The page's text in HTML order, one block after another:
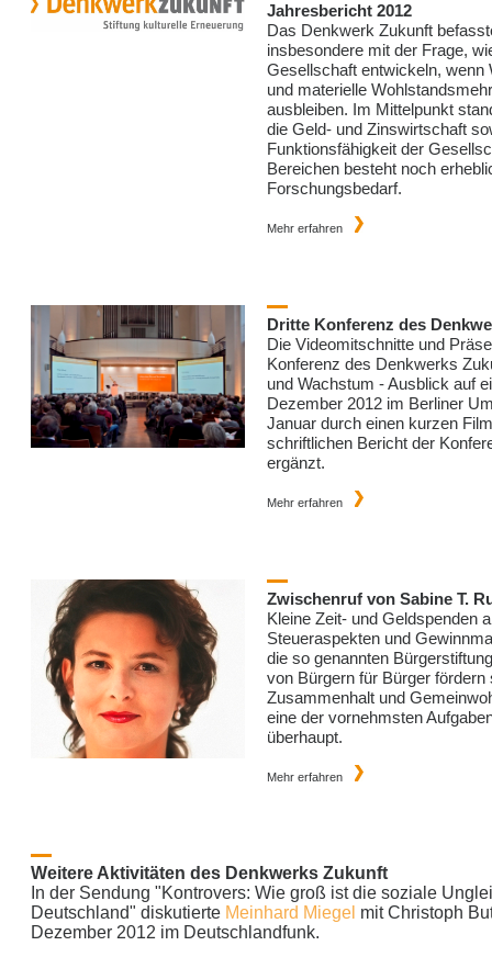
Jahresbericht 2012
Das Denkwerk Zukunft
insbesondere mit der Frage,
Gesellschaft entwickeln,
und materielle
ausbleiben. Im Mittelpunkt
die Geld- und Zinswirtschaft
Funktionsfähigkeit der
Bereichen besteht noch
Forschungsbedarf.
Mehr erfahren
Dritte Konferenz des
Die Videomitschnitte und
Konferenz des Denkwerks
und Wachstum - Ausblick auf
Dezember 2012 im Berliner
Januar durch einen kurzen
schriftlichen Bericht der
ergänzt.
Mehr erfahren
Zwischenruf von Sabine T.
Kleine Zeit- und Geldspenden
Steueraspekten und
die so genannten
von Bürgern für Bürger
Zusammenhalt und
eine der vornehmsten
überhaupt.
Mehr erfahren
Weitere Aktivitäten des Denkwerks Zukunft
In der Sendung "Kontrovers: Wie groß ist die soziale
Deutschland" diskutierte Meinhard Miegel mit Christoph
Dezember 2012 im Deutschlandfunk.